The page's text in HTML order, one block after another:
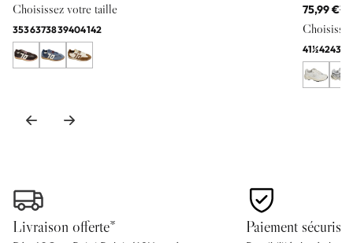
Choisissez votre taille
3536373839404142
75,99 €
41½4243
Livraison offerte* Paiement sécurisé